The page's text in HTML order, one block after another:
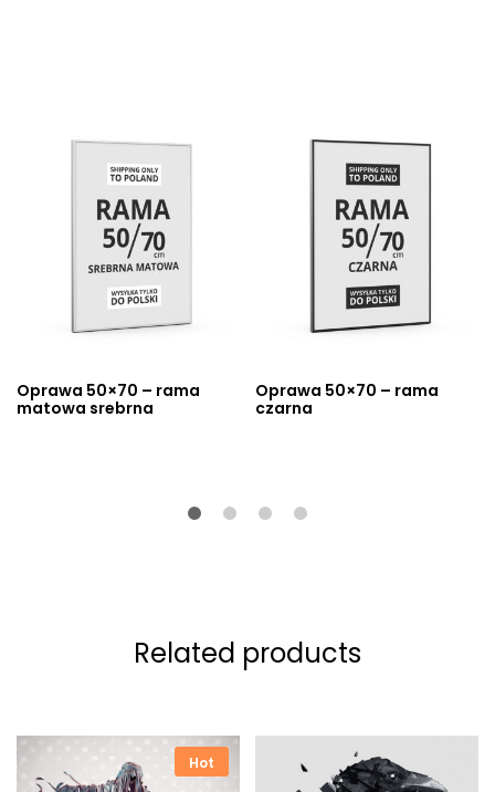
Oprawa 50×70 – rama
matowa srebrna
Oprawa 50×70 – rama
czarna
Related products
Hot